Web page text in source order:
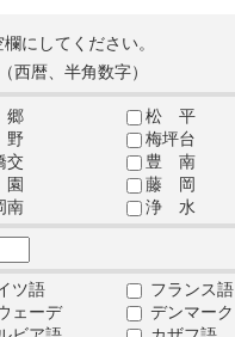
にしてください。
西暦、半角数字）
松 平
梅坪台
交 豊 南
藤 岡
南 浄 水
ツ語 フランス語
ェーデ デンマーク